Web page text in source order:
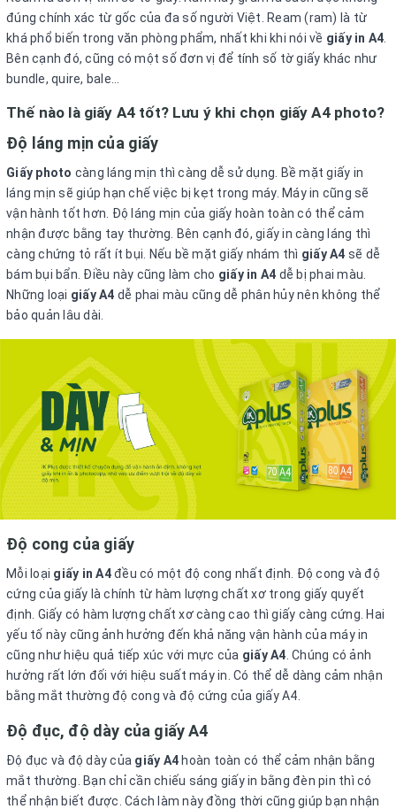
Trở về trang chủ Đóng
đúng chính xác từ gốc của đa số người Việt. Ream (ram) là từ
khá phổ biến trong văn phòng phẩm, nhất khi khi nói về giấy in A4
Bên cạnh đó, cũng có một số đơn vị để tính số tờ giấy khác như
bundle, quire, bale...
Thế nào là giấy A4 tốt? Lưu ý khi chọn giấy A4 photo?
Độ láng mịn của giấy
Giấy photo càng láng mịn thì càng dễ sử dụng. Bề mặt giấy in
láng mịn sẽ giúp hạn chế việc bị kẹt trong máy. Máy in cũng sẽ
vận hành tốt hơn. Độ láng mịn của giấy hoàn toàn có thể cảm
nhận được bằng tay thường. Bên cạnh đó, giấy in càng láng thì
càng chứng tỏ rất ít bụi. Nếu bề mặt giấy nhám thì giấy A4 sẽ dễ
bám bụi bẩn. Điều này cũng làm cho giấy in A4 dễ bị phai màu.
Những loại giấy A4 dễ phai màu cũng dễ phân hủy nên không thể
bảo quản lâu dài.
Độ cong của giấy
Mỗi loại giấy in A4đều có một độ cong nhất định. Độ cong và độ
cứng của giấy là chính từ hàm lượng chất xơ trong giấy quyết
định. Giấy có hàm lượng chất xơ càng cao thì giấy càng cứng. Hai
yếu tố này cũng ảnh hưởng đến khả năng vận hành của máy in
cũng như hiệu quả tiếp xúc với mực của giấy A4 . Chúng có ảnh
hưởng rất lớn đối với hiệu suất máy in. Có thể dễ dàng cảm nhận
bằng mắt thường độ cong và độ cứng của giấy A4.
Độ đục, độ dày của giấy A4
Độ đục và độ dày của giấy A4 hoàn toàn có thể cảm nhận bằng
mắt thường. Bạn chỉ cần chiếu sáng giấy in bằng đèn pin thì có
thể nhận biết được. Cách làm này đồng thời cũng giúp bạn nhận